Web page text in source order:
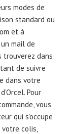
modes de
standard ou
et à
mail de
trouverez dans
de suivre
dans votre
Pour
vous
qui s’occupe
colis,